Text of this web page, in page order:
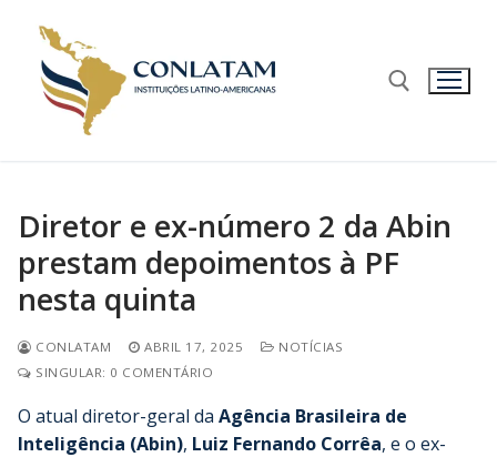
Diretor e ex-número 2 da Abin
prestam depoimentos à PF
nesta quinta
CONLATAM ABRIL 17, 2025
NOTÍCIAS
SINGULAR: 0 COMENTÁRIO
O atual diretor-geral da Agência Brasileira de
Inteligência (Abin), Luiz Fernando Corrêa, e o ex-